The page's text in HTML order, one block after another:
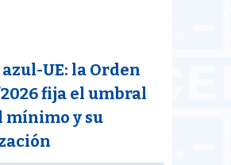
UE: la Orden
fija el umbral
mínimo y su